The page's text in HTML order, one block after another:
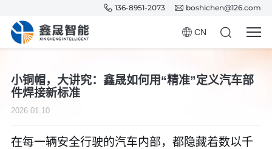
136-8951-2073 boshichen@126.com
CN
小铜帽，大讲究：鑫晟如何用“精准”定义汽车部
件焊接新标准
2026.01.10
在每一辆安全行驶的汽车内部，都隐藏着数以千